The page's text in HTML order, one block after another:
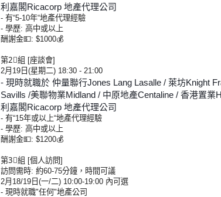
利嘉閣Ricacorp 地產代理公司
- 有“5-10年“地產代理經驗
- 學歷: 高中或以上
酬謝金💵: $1000💰
第2⃣組 [座談會]
2月19日(星期二) 18:30 - 21:00
- 現時就職於 仲量聯行Jones Lang Lasalle / 萊坊Knight
Savills /美聯物業Midland / 中原地產Centaline / 香港置業
利嘉閣Ricacorp 地產代理公司
- 有“15年或以上“地產代理經驗
- 學歷: 高中或以上
酬謝金💵: $1200💰
第3⃣組 [個人訪問]
訪問需時: 約60-75分鐘，時間可議
2月18/19日(一/二) 10:00-19:00 內可選
- 現時就職"任何"地產公司